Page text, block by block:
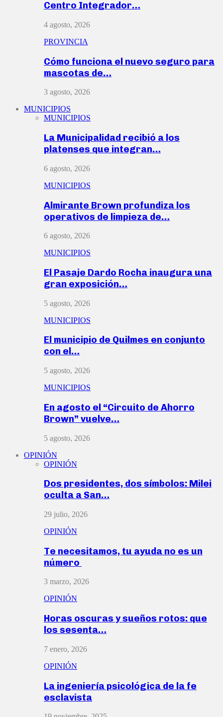
Centro Integrador…
4 agosto, 2026
PROVINCIA
Cómo funciona el nuevo seguro para
mascotas de…
3 agosto, 2026
MUNICIPIOS
MUNICIPIOS
La Municipalidad recibió a los
platenses que integran…
6 agosto, 2026
MUNICIPIOS
Almirante Brown profundiza los
operativos de limpieza de…
6 agosto, 2026
MUNICIPIOS
El Pasaje Dardo Rocha inaugura una
gran exposición…
5 agosto, 2026
MUNICIPIOS
El municipio de Quilmes en conjunto
con el…
5 agosto, 2026
MUNICIPIOS
En agosto el “Circuito de Ahorro
Brown” vuelve…
5 agosto, 2026
OPINIÓN
OPINIÓN
Dos presidentes, dos símbolos: Milei
oculta a San…
29 julio, 2026
OPINIÓN
Te necesitamos, tu ayuda no es un
número
3 marzo, 2026
OPINIÓN
Horas oscuras y sueños rotos: que
los sesenta…
7 enero, 2026
OPINIÓN
La ingeniería psicológica de la fe
esclavista